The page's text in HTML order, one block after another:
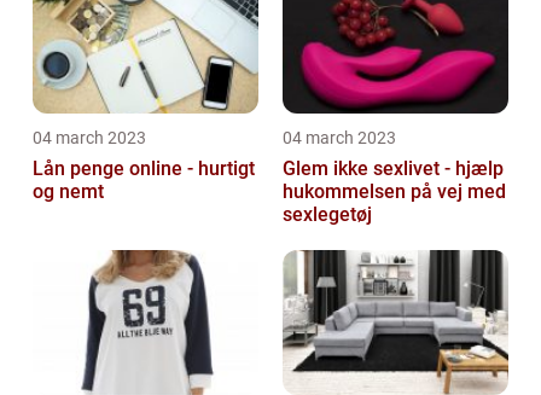
04 march 2023
Lån penge online - hurtigt
og nemt
04 march 2023
Glem ikke sexlivet - hjælp
hukommelsen på vej med
sexlegetøj